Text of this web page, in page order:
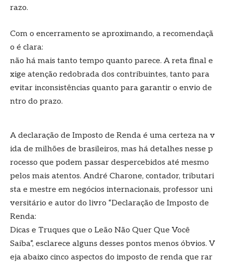
razo.
Com o encerramento se aproximando, a recomendaçã
o é clara:
não há mais tanto tempo quanto parece. A reta final e
xige atenção redobrada dos contribuintes, tanto para
evitar inconsistências quanto para garantir o envio de
ntro do prazo.
A declaração de Imposto de Renda é uma certeza na v
ida de milhões de brasileiros, mas há detalhes nesse p
rocesso que podem passar despercebidos até mesmo
pelos mais atentos. André Charone, contador, tributari
sta e mestre em negócios internacionais, professor uni
versitário e autor do livro “Declaração de Imposto de
Renda:
Dicas e Truques que o Leão Não Quer Que Você
Saiba”, esclarece alguns desses pontos menos óbvios. V
eja abaixo cinco aspectos do imposto de renda que rar